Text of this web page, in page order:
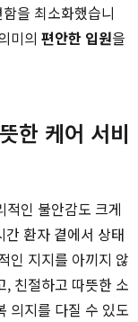
을 최소화했습니
미의 편안한 입원을
한 케어 서비
적인 불안감도 크게
환자 곁에서 상태
인 지지를 아끼지 않
, 친절하고 따뜻한 소
의지를 다질 수 있도